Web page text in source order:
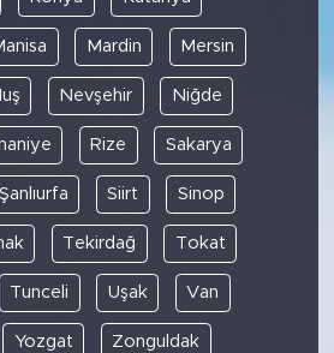
Mardin Mersin
Nevşehir Niğde
Rize Sakarya
Şanlıurfa Siirt Sinop
Tekirdağ Tokat
Tunceli Uşak Van
Yozgat Zonguldak